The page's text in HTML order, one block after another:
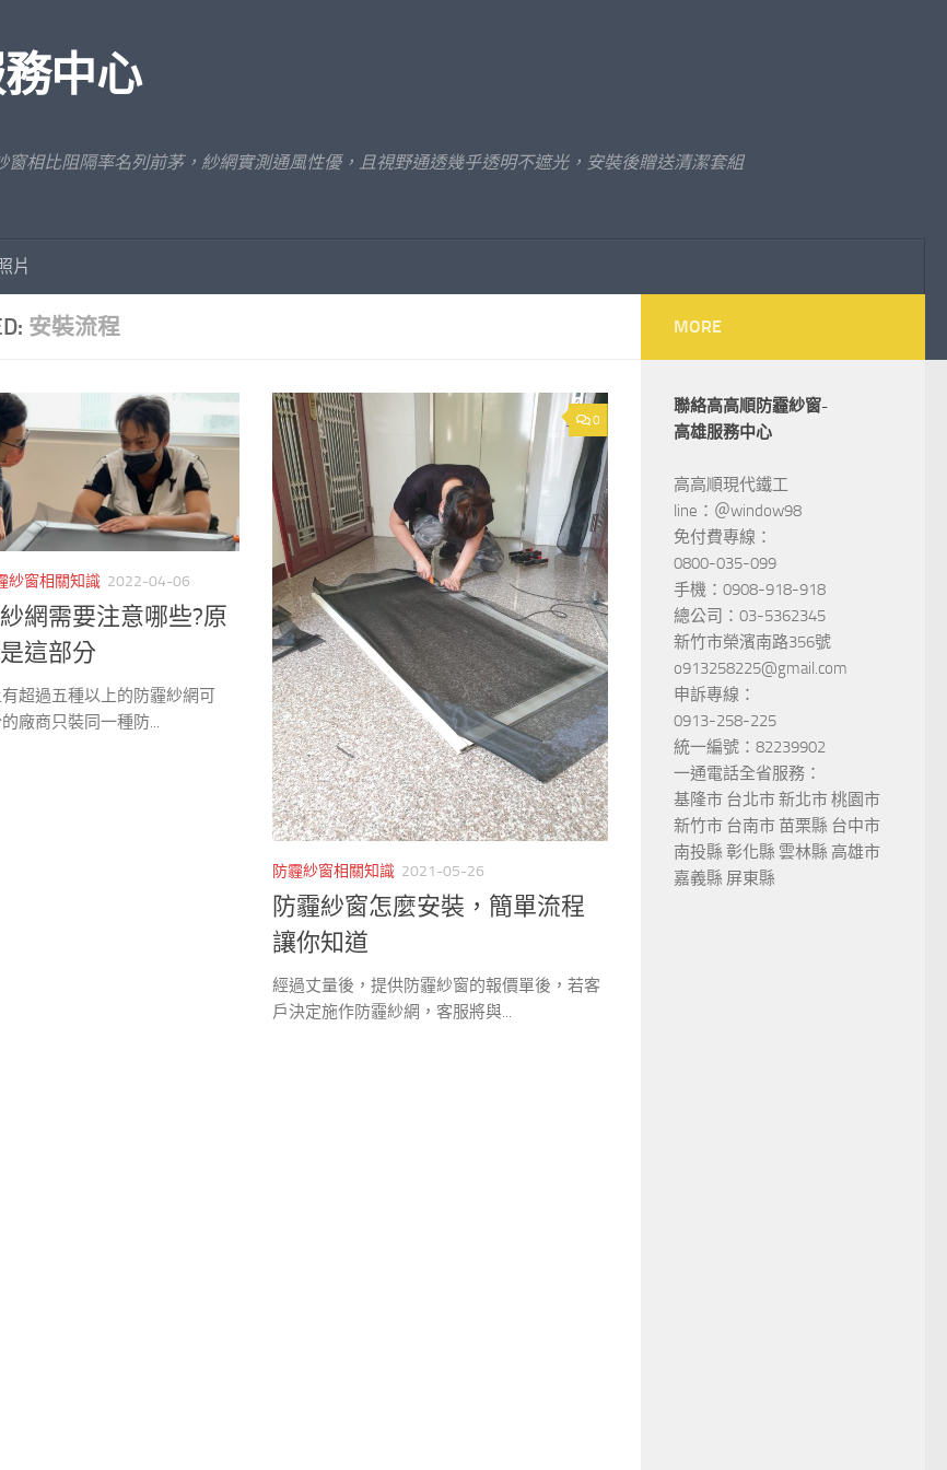
中心
相比阻隔率名列前茅，紗網實測通風性優，且視野通透幾乎透明不遮光，安裝後贈送清潔套組
片
安裝流程
紗窗相關知識 2022-04-06
網需要注意哪些?原
這部分
超過五種以上的防霾紗網可
廠商只裝同一種防...
0
防霾紗窗相關知識 2021-05-26
防霾紗窗怎麼安裝，簡單流程
讓你知道
經過丈量後，提供防霾紗窗的報價單後，若客
戶決定施作防霾紗網，客服將與...
MORE
聯絡高高順防霾紗窗-
高雄服務中心
高高順現代鐵工
line：＠window98
免付費專線：
0800-035-099
手機：0908-918-918
總公司：03-5362345
新竹市榮濱南路356號
o913258225@gmail.com
申訴專線：
0913-258-225
統一編號：82239902
一通電話全省服務：
基隆市 台北市 新北市 桃園市
新竹市 台南市 苗栗縣 台中市
南投縣 彰化縣 雲林縣 高雄市
嘉義縣 屏東縣